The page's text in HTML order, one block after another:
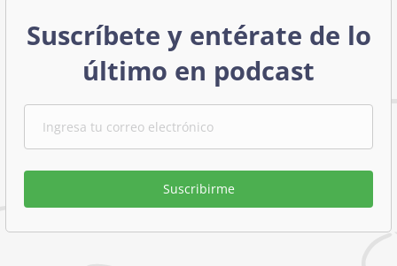
Suscríbete y entérate de lo
último en podcast
Suscribirme